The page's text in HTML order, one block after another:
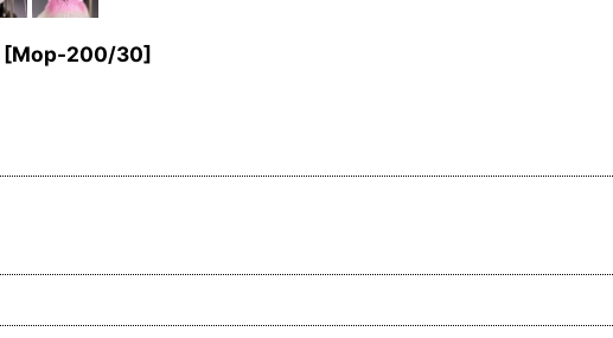
[Mop-200/30]